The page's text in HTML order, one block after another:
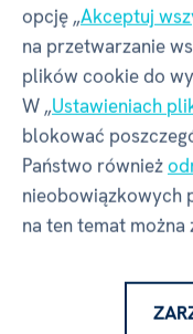
GRY EDUKACYJNE
Kod produktu
opcję „Akceptuj
na przetwarzanie
plików cookie do
W „Ustawieniach
blokować
Państwo również
nieobowiązkowych
na ten temat można